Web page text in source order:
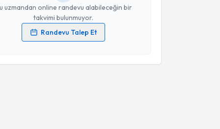
uzmandan online randevu alabileceğin bir
takvimi bulunmuyor.
Randevu Talep Et
verilerimin işlenmesine ilişkinAydınlatma Metni